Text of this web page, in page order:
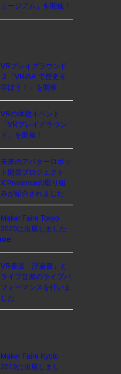
ュージアム」を開催！
VRプレイグラウンド
２「VR/AR で歴史を
学ぼう！」を開催
VRの体験イベント
「VRプレイグラウン
ド」を開催！
未来のアバターロボッ
ト開発プロジェクト
X:Presenceの取り組
みが紹介されました
Maker Faire Tokyo
2020に出展しました
VR書道「浮遊書」と
ライブ音楽のライブパ
フォーマンスを行いま
した
Maker Faire Kyoto
2019に出展しまし